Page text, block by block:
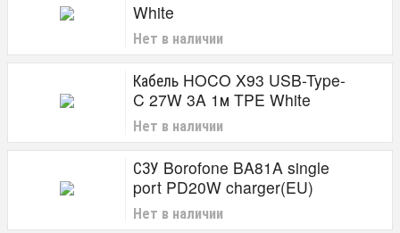
White
Нет в наличии
Кабель HOCO X93 USB-Type-
C 27W 3A 1м TPE White
Нет в наличии
СЗУ Borofone BA81A single
port PD20W charger(EU)
Нет в наличии